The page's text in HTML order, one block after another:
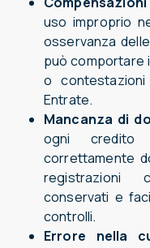
uso improprio
osservanza
può comportare
o contestazioni
Entrate.
Mancanza di
ogni credito
correttamente
registrazioni
conservati e
controlli.
Errore nella